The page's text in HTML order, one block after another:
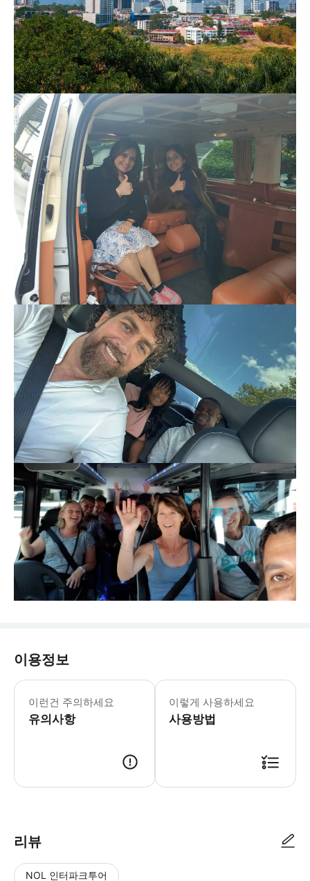
이용정보
이런건 주의하세요
유의사항
이렇게 사용하세요
사용방법
리뷰
NOL 인터파크투어